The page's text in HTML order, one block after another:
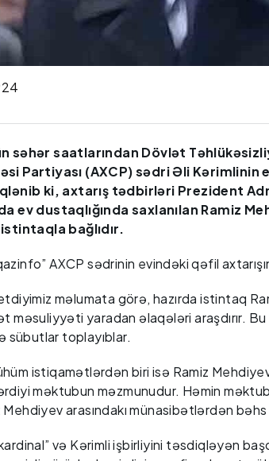
səhər saatlarından Dövlət
Partiyası (AXCP) sədri Əli Kərimlinin
ki, axtarış tədbirləri Prezident
ev dustaqlığında saxlanılan Ramiz
bağlıdır.
AXCP sədrinin evindəki qəfil
məlumata görə, hazırda istintaq
məsuliyyəti yaradan əlaqələri araşdırır.
sübutlar toplayıblar.
istiqamətlərdən biri isə Ramiz
məktubun məzmunudur. Həmin
Mehdiyev arasındakı münasibətlərdən
və Kərimli işbirliyini təsdiqləyən